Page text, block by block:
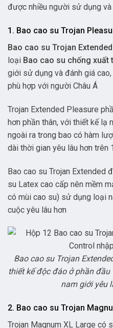
được nhiều người sử dụng và
1. Bao cao su Trojan
Bao cao su Trojan
loại Bao cao su chống xuất
giới sử dụng và đánh giá
phù hợp với người Châu Á
Trojan Extended Pleasure
hơn phần thân, với thiết kế lạ
ngoài ra trong bao có hàm
dài thời gian yêu lâu hơn trên
Bao cao su Trojan Extended
su Latex cao cấp nên mềm
có mùi cao su) sử dụng loại
cuộc yêu lâu hơn
Bao cao su Trojan
thiết kế độc đáo ở phần
nam giới yêu
2. Bao cao su Trojan
Trojan Magnum XL Large có